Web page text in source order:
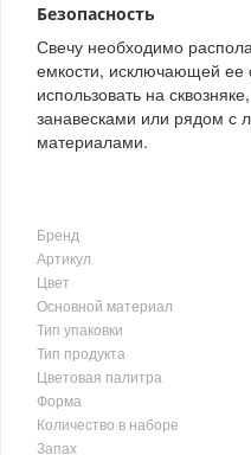
Безопасность
Свечу необходимо
емкости, исключающей ее
использовать на
занавесками или рядом с
материалами.
Бренд
Артикул
Цвет
Основной материал
Тип упаковки
Тип продукта
Цветовая палитра
Форма
Количество в наборе
Запах